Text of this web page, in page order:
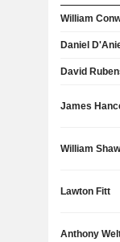
William
Daniel
David
James
William Shaw
Lawton Fitt
Anthony